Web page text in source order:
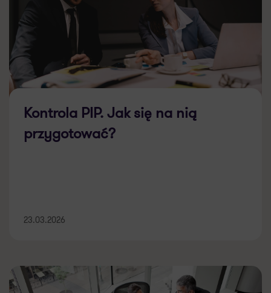
Kontrola PIP. Jak się na nią
przygotować?
23.03.2026